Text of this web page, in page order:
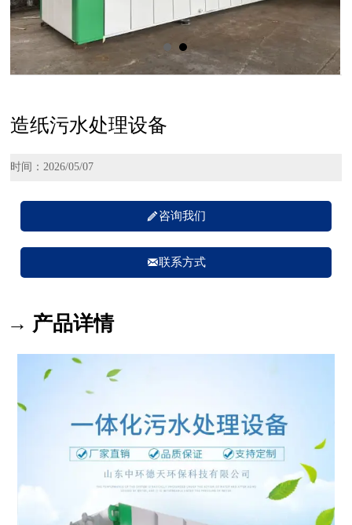
造纸污水处理设备
时间：2026/05/07
咨询我们
联系方式
→ 产品详情